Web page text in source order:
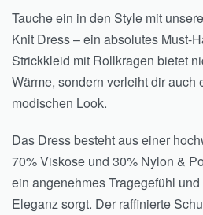
Tauche ein in den Style mit
Knit Dress – ein absolutes Must-
Strickkleid mit Rollkragen bietet
Wärme, sondern verleiht dir auch
modischen Look.
Das Dress besteht aus einer
70% Viskose und 30% Nylon &
ein angenehmes Tragegefühl
Eleganz sorgt. Der raffinierte